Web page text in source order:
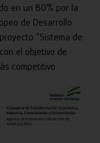
en un 80% por la
de Desarrollo
“Sistema de
el objetivo de
competitivo.